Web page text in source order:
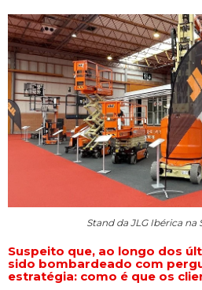
Stand da JLG Ibérica na
Suspeito que, ao longo dos
sido bombardeado com
estratégia: como é que os